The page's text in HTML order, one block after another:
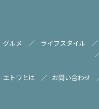
グルメ
ライフスタイル
エトワとは お問い合わせ